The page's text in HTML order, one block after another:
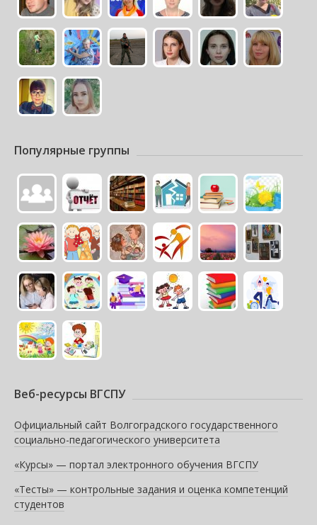
Популярные группы
Веб-ресурсы ВГСПУ
Официальный сайт Волгоградского государственного
социально-педагогического университета
«Курсы» — портал электронного обучения ВГСПУ
«Тесты» — контрольные задания и оценка компетенций
студентов